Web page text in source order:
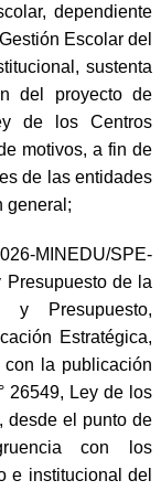
dependiente
Escolar del
sustenta
del proyecto de
de los Centros
motivos, a fin de
de las entidades
general;
MINEDU/SPE-
de la
y Presupuesto,
Estratégica,
la publicación
26549, Ley de los
desde el punto de
con los
e institucional del